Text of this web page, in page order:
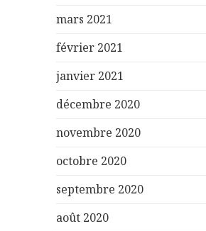
mars 2021
février 2021
janvier 2021
décembre 2020
novembre 2020
octobre 2020
septembre 2020
août 2020